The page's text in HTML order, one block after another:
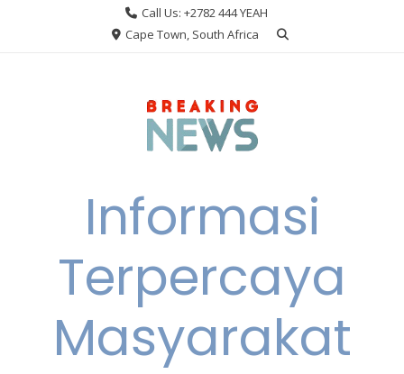
Call Us: +2782 444 YEAH
Cape Town, South Africa
Informasi
Terpercaya
Masyarakat